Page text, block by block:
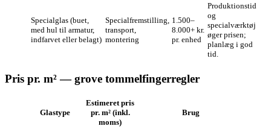
Specialglas (buet,
med hul til armatur,
indfarvet eller belagt)
Specialfremstilling,
transport,
montering
1.500–
8.000+ kr.
pr. enhed
Produktionstid
og
specialværktøj
øger prisen;
planlæg i god
tid.
Pris pr. m² — grove tommelfingerregler
Glastype
Estimeret pris
pr. m² (inkl.
moms)
Brug